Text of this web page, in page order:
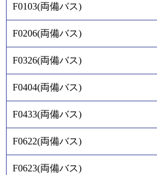
F0103(両備バス)
F0206(両備バス)
F0326(両備バス)
F0404(両備バス)
F0433(両備バス)
F0622(両備バス)
F0623(両備バス)